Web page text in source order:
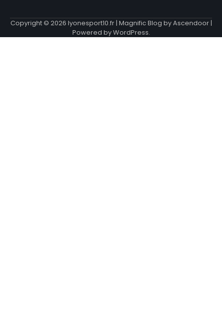
Copyright © 2026 lyonesport10.fr| Magnific Blog byAscendoor|
Powered byWordPress.